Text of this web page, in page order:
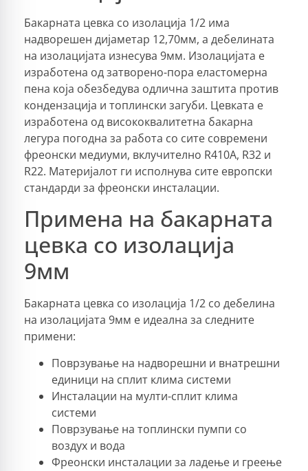
Бакарната цевка со изолација 1/2 има
надворешен дијаметар 12,70мм, а дебелината
на изолацијата изнесува 9мм. Изолацијата е
изработена од затворено-пора еластомерна
пена која обезбедува одлична заштита против
кондензација и топлински загуби. Цевката е
изработена од висококвалитетна бакарна
легура погодна за работа со сите современи
фреонски медиуми, вклучително R410A, R32 и
R22. Материјалот ги исполнува сите европски
стандарди за фреонски инсталации.
Примена на бакарната
цевка со изолација
9мм
Бакарната цевка со изолација 1/2 со дебелина
на изолацијата 9мм е идеална за следните
примени:
Поврзување на надворешни и внатрешни
единици на сплит клима системи
Инсталации на мулти-сплит клима
системи
Поврзување на топлински пумпи со
воздух и вода
Фреонски инсталации за ладење и греење